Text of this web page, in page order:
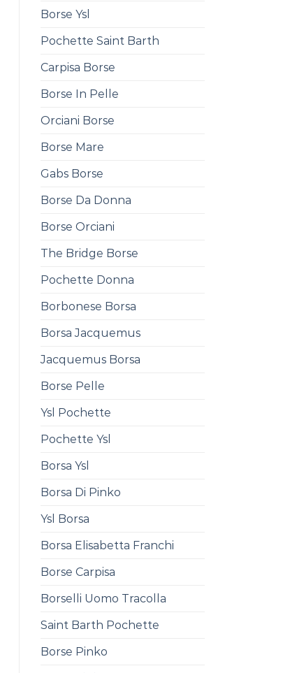
Borse Ysl
Pochette Saint Barth
Carpisa Borse
Borse In Pelle
Orciani Borse
Borse Mare
Gabs Borse
Borse Da Donna
Borse Orciani
The Bridge Borse
Pochette Donna
Borbonese Borsa
Borsa Jacquemus
Jacquemus Borsa
Borse Pelle
Ysl Pochette
Pochette Ysl
Borsa Ysl
Borsa Di Pinko
Ysl Borsa
Borsa Elisabetta Franchi
Borse Carpisa
Borselli Uomo Tracolla
Saint Barth Pochette
Borse Pinko